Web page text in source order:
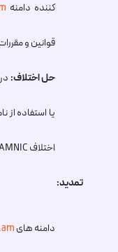
کننده دامنه
قوانین و
حل اختلاف:
یا استفاده از
اختلاف AMNIC پیگیری شود.
تمدید:
دامنه های.am